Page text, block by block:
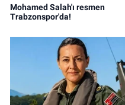
Mohamed Salah'ı resmen
Trabzonspor'da!